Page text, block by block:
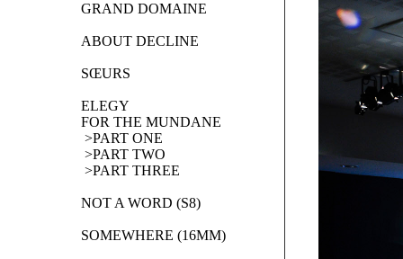
GRAND DOMAINE
ABOUT DECLINE
SŒURS
ELEGY
FOR THE MUNDANE
>PART ONE
>PART TWO
>PART THREE
NOT A WORD (S8)
SOMEWHERE (16MM)